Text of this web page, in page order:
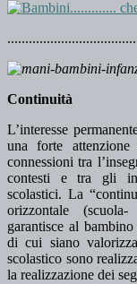
Continuità
L’interesse
una forte
connessioni tra
contesti e tra gli
scolastici. La
orizzontale
garantisce al
di cui siano
scolastico sono
la realizzazione dei